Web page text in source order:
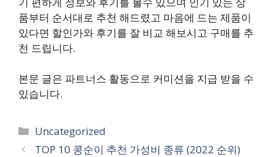
품부터 순서대로 추천 해드렸고 마음에 드는 제품이
있다면 할인가와 후기를 잘 비교 해보시고 구매를 추
천 드립니다.
본문 글은 파트너스 활동으로 커미션을 지급 받을 수
있습니다.
카
테
Uncategorized
TOP 10 콩순이 추천 가성비 종류 (2022 순위)